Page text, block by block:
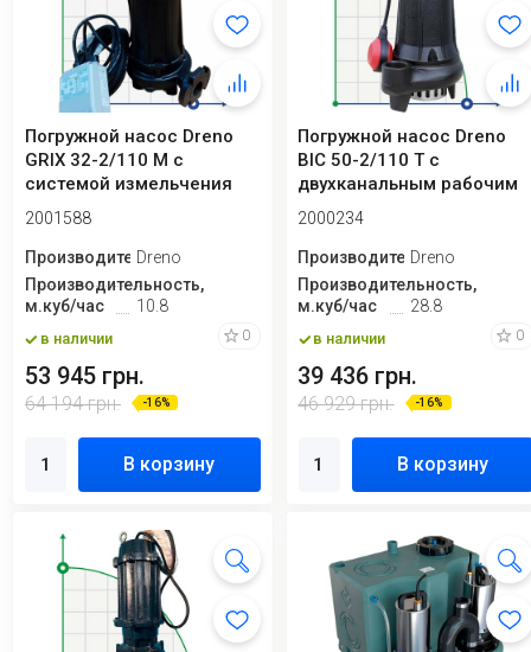
Погружной насос Dreno
GRIX 32-2/110 M с
системой измельчения
2001588
ПроизводительDreno
Производительность,
м.куб/час
10.8
в наличии 0
53 945 грн.
64 194 грн. -16%
В корзину
Погружной насос Dreno
BIC 50-2/110 T с
двухканальным рабочим
колесом
2000234
ПроизводительDreno
Производительность,
м.куб/час
28.8
в наличии 0
39 436 грн.
46 929 грн. -16%
В корзину